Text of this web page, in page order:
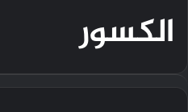
الكسور